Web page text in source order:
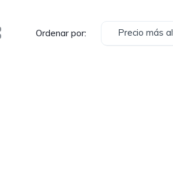
Ordenar por: Precio más